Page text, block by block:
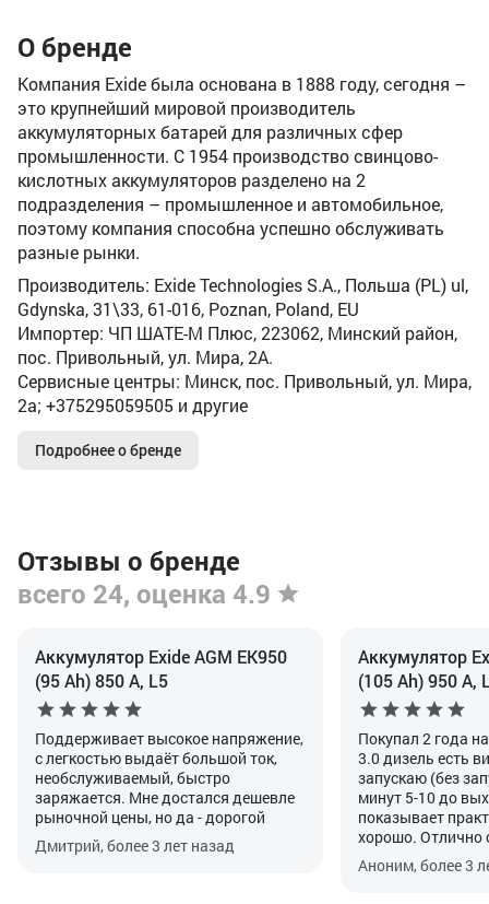
О бренде
Компания Exide была основана в 1888 году, сегодня –
это крупнейший мировой производитель
аккумуляторных батарей для различных сфер
промышленности. C 1954 производство свинцово-
кислотных аккумуляторов разделено на 2
подразделения – промышленное и автомобильное,
поэтому компания способна успешно обслуживать
разные рынки.
Производитель: Exide Technologies S.A., Польша (PL) ul,
Gdynska, 31\33, 61-016, Poznan, Poland, EU
Импортер: ЧП ШАТЕ-М Плюс, 223062, Минский район,
пос. Привольный, ул. Мира, 2А.
Сервисные центры: Минск, пос. Привольный, ул. Мира,
2а; +375295059505 и другие
Подробнее о бренде
Отзывы о бренде
всего 24, оценка 4.9
Аккумулятор Exide AGM EK950
(95 Ah) 850 А, L5
Поддерживает высокое напряжение,
с легкостью выдаёт большой ток,
необслуживаемый, быстро
заряжается. Мне достался дешевле
рыночной цены, но да - дорогой
Дмитрий, более 3 лет назад
Аккумулятор
(105 Ah) 950 А,
Покупал 2 года
3.0 дизель есть
запускаю (без
минут 5-10 до
показывает
хорошо. Отлично
своей функцией.
прописать после
Аноним, более 3